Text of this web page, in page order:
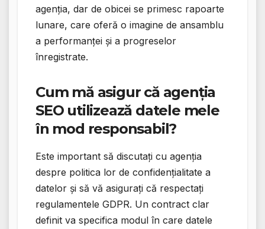
agenția, dar de obicei se primesc rapoarte
lunare, care oferă o imagine de ansamblu
a performanței și a progreselor
înregistrate.
Cum mă asigur că agenția
SEO utilizează datele mele
în mod responsabil?
Este important să discutați cu agenția
despre politica lor de confidențialitate a
datelor și să vă asigurați că respectați
regulamentele GDPR. Un contract clar
definit va specifica modul în care datele